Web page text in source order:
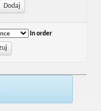
In order